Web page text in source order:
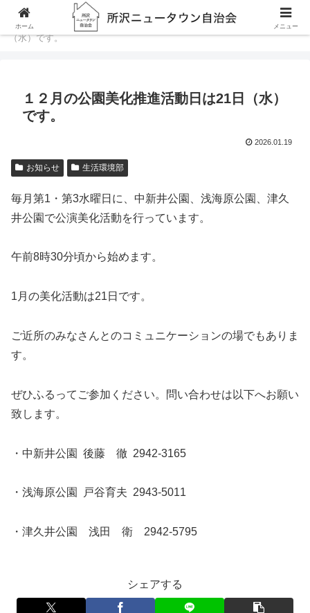
お知らせ
１２月の公園美化推進活動日は21日
（水）です。
１２月の公園美化推進活動日は21日（水）
です。
2026.01.19
お知らせ 生活環境部
毎月第1・第3水曜日に、中新井公園、浅海原公園、津久
井公園で公演美化活動を行っています。
午前8時30分頃から始めます。
1月の美化活動は21日です。
ご近所のみなさんとのコミュニケーションの場でもありま
す。
ぜひふるってご参加ください。問い合わせは以下へお願い
致します。
・中新井公園 後藤 徹 2942-3165
・浅海原公園 戸谷育夫 2943-5011
・津久井公園 浅田 衛 2942-5795
シェアする
ホーム メニュー